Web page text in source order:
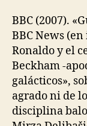
BBC (2007).
BBC News
Ronaldo y el
Beckham -
galácticos»,
agrado ni de
disciplina